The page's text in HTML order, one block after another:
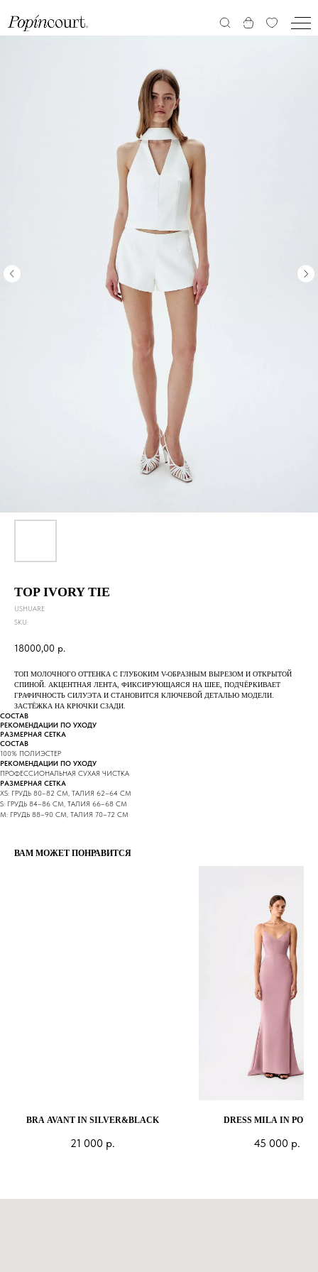
TOP IVORY TIE
USHUARE
SKU:
18000,00 р.
ТОП МОЛОЧНОГО ОТТЕНКА С ГЛУБОКИМ V-ОБРАЗНЫМ ВЫРЕЗОМ И ОТКРЫТОЙ
СПИНОЙ. АКЦЕНТНАЯ ЛЕНТА, ФИКСИРУЮЩАЯСЯ НА ШЕЕ, ПОДЧЁРКИВАЕТ
ГРАФИЧНОСТЬ СИЛУЭТА И СТАНОВИТСЯ КЛЮЧЕВОЙ ДЕТАЛЬЮ МОДЕЛИ.
ЗАСТЁЖКА НА КРЮЧКИ СЗАДИ.
СОСТАВ
РЕКОМЕНДАЦИИ ПО УХОДУ
РАЗМЕРНАЯ СЕТКА
СОСТАВ
100% ПОЛИЭСТЕР
РЕКОМЕНДАЦИИ ПО УХОДУ
ПРОФЕССИОНАЛЬНАЯ СУХАЯ ЧИСТКА
РАЗМЕРНАЯ СЕТКА
XS: ГРУДЬ 80–82 СМ, ТАЛИЯ 62–64 СМ
S: ГРУДЬ 84–86 СМ, ТАЛИЯ 66–68 СМ
M: ГРУДЬ 88–90 СМ, ТАЛИЯ 70–72 СМ
ВАМ МОЖЕТ ПОНРАВИТСЯ
BRA AVANT IN SILVER&BLACK
21 000 р.
DRESS MILA IN
45 000 р.